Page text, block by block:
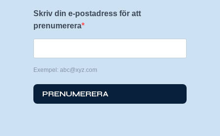
Skriv din e-postadress för att
prenumerera
Exempel: abc@xyz.com
PRENUMERERA